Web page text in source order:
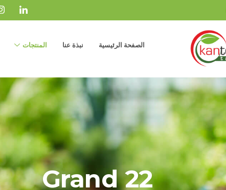
الصفحة الرئيسية نبذة عنا المنتجات
Grand 22